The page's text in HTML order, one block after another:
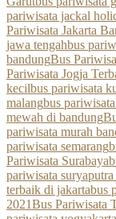
pariwisata jackal
Pariwisata Jakarta
jawa tengahbus
bandungBus
Pariwisata Jogja
kecilbus pariwisata
malangbus
mewah di bandung
pariwisata murah
pariwisata semarang
Pariwisata Surabaya
pariwisata
terbaik di jakartabus
2021Bus Pariwisata